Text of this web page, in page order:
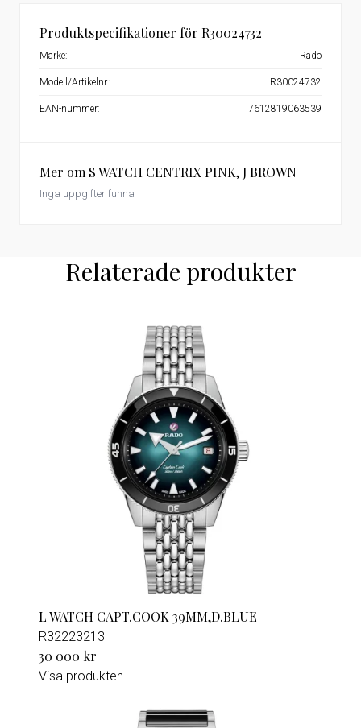
Mer om S WATCH CENTRIX PINK, J BROWN
Inga uppgifter funna
Produktspecifikationer för R30024732
Märke: Rado
Modell/Artikelnr.: R30024732
EAN-nummer: 7612819063539
Relaterade produkter
L WATCH CAPT.COOK 39MM,D.BLUE
R32223213
30 000 kr
Visa produkten